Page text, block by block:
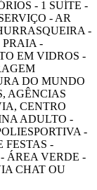
- 1 SUÍTE -
- AR
-
-
EM VIDROS -
DO MUNDO
AGÊNCIAS
CENTRO
ADULTO -
-
FESTAS -
ÁREA VERDE -
CHAT OU